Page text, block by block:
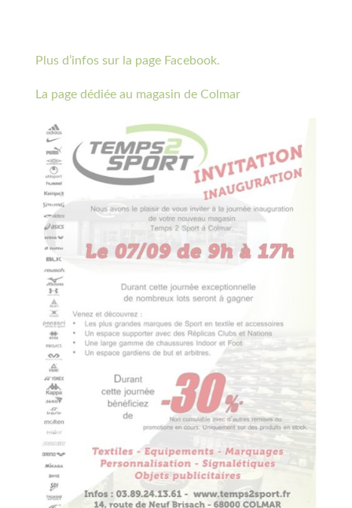
Plus d’infos sur la page Facebook.
La page dédiée au magasin de Colmar